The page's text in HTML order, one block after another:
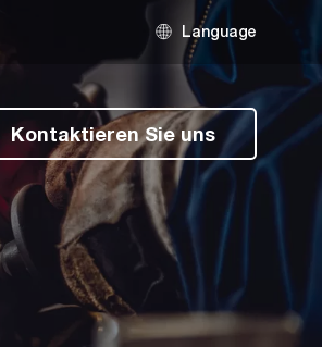
Language
Kontaktieren Sie uns